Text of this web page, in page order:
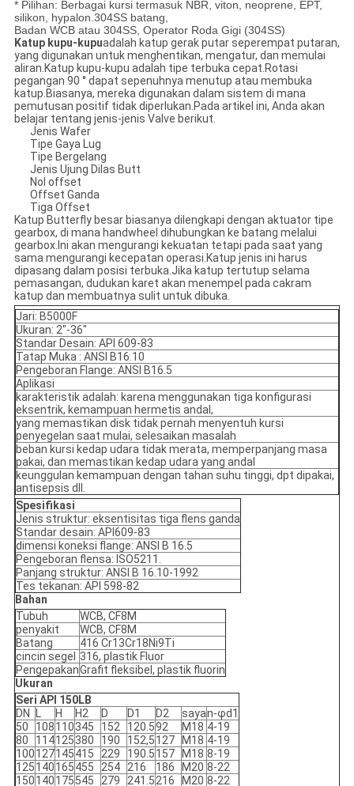
* Pilihan: Berbagai kursi termasuk NBR, viton, neoprene, EPT,
silikon, hypalon.304SS batang,
Badan WCB atau 304SS, Operator Roda Gigi (304SS)
Katup kupu-kupuadalah katup gerak putar seperempat putaran,
yang digunakan untuk menghentikan, mengatur, dan memulai
aliran.Katup kupu-kupu adalah tipe terbuka cepat.Rotasi
pegangan 90 ° dapat sepenuhnya menutup atau membuka
katup.Biasanya, mereka digunakan dalam sistem di mana
pemutusan positif tidak diperlukan.Pada artikel ini, Anda akan
belajar tentang jenis-jenis Valve berikut.
Jenis Wafer
Tipe Gaya Lug
Tipe Bergelang
Jenis Ujung Dilas Butt
Nol offset
Offset Ganda
Tiga Offset
Katup Butterfly besar biasanya dilengkapi dengan aktuator tipe
gearbox, di mana handwheel dihubungkan ke batang melalui
gearbox.Ini akan mengurangi kekuatan tetapi pada saat yang
sama mengurangi kecepatan operasi.Katup jenis ini harus
dipasang dalam posisi terbuka.Jika katup tertutup selama
pemasangan, dudukan karet akan menempel pada cakram
katup dan membuatnya sulit untuk dibuka.
Jari: B5000F
Ukuran: 2"-36"
Standar Desain: API 609-83
Tatap Muka : ANSI B16.10
Pengeboran Flange: ANSI B16.5
Aplikasi
karakteristik adalah: karena menggunakan tiga konfigurasi
eksentrik, kemampuan hermetis andal,
yang memastikan disk tidak pernah menyentuh kursi
penyegelan saat mulai, selesaikan masalah
beban kursi kedap udara tidak merata, memperpanjang masa
pakai, dan memastikan kedap udara yang andal
keunggulan kemampuan dengan tahan suhu tinggi, dpt dipakai,
antisepsis dll.
Spesifikasi
Jenis struktur: eksentisitas tiga flens ganda
Standar desain: API609-83
dimensi koneksi flange: ANSI B 16.5
Pengeboran flensa: ISO5211.
Panjang struktur: ANSI B 16.10-1992
Tes tekanan: API 598-82
Bahan
Tubuh
WCB, CF8M
penyakit
WCB, CF8M
Batang
416 Cr13Cr18Ni9Ti
cincin segel
316, plastik Fluor
PengepakanGrafit fleksibel, plastik fluorin
Ukuran
Seri API 150LB
DN
L H H2 D D1 D2 sayan-φd1
50
108110345 152 120.592 M18 4-19
80
114125380 190 152,5127 M18 4-19
100127145415 229 190.5157 M18 8-19
125140165455 254 216 186 M20 8-22
150140175545 279 241.5216 M20 8-22